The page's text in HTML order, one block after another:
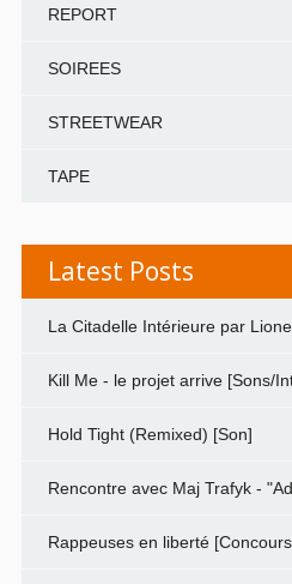
REPORT
SOIREES
STREETWEAR
TAPE
Latest Posts
La Citadelle Intérieure par
Kill Me - le projet arrive [Sons/
Hold Tight (Remixed) [Son]
Rencontre avec Maj Trafyk -
Rappeuses en liberté